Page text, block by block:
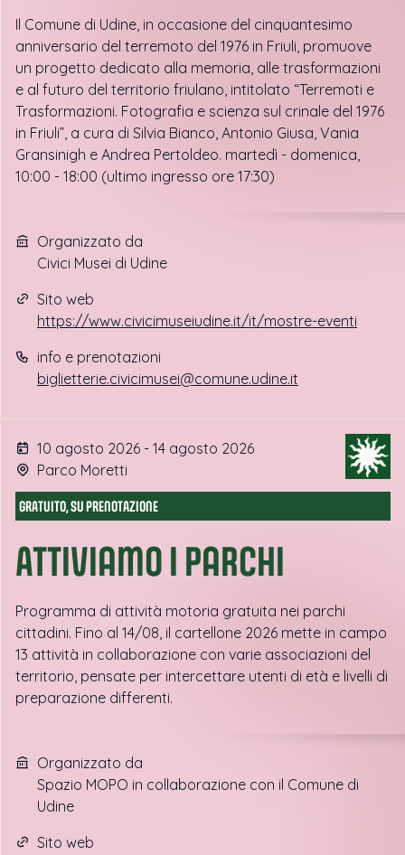
Il Comune di Udine, in occasione del cinquantesimo
anniversario del terremoto del 1976 in Friuli, promuove
un progetto dedicato alla memoria, alle trasformazioni
e al futuro del territorio friulano, intitolato “Terremoti e
Trasformazioni. Fotografia e scienza sul crinale del 1976
in Friuli”, a cura di Silvia Bianco, Antonio Giusa, Vania
Gransinigh e Andrea Pertoldeo. martedì - domenica,
10:00 - 18:00 (ultimo ingresso ore 17:30)
Organizzato da
Civici Musei di Udine
Sito web
https://www.civicimuseiudine.it/it/mostre-eventi
info e prenotazioni
biglietterie.civicimusei@comune.udine.it
10 agosto 2026 - 14 agosto 2026
Parco Moretti
GRATUITO, SU PRENOTAZIONE
ATTIVIamo i parchi
Programma di attività motoria gratuita nei parchi
cittadini. Fino al 14/08, il cartellone 2026 mette in campo
13 attività in collaborazione con varie associazioni del
territorio, pensate per intercettare utenti di età e livelli di
preparazione differenti.
Organizzato da
Spazio MOPO in collaborazione con il Comune di
Udine
Sito web